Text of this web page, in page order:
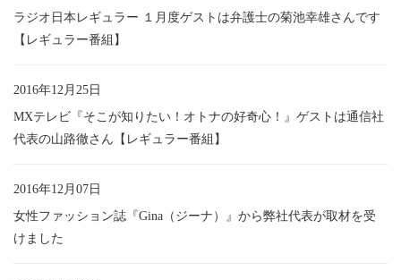
ラジオ日本レギュラー １月度ゲストは弁護士の菊池幸雄さんです
【レギュラー番組】
2016年12月25日
MXテレビ『そこが知りたい！オトナの好奇心！』ゲストは通信社
代表の山路徹さん【レギュラー番組】
2016年12月07日
女性ファッション誌『Gina（ジーナ）』から弊社代表が取材を受
けました